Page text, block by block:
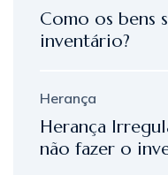
Como os bens
inventário?
Herança
Herança
não fazer o